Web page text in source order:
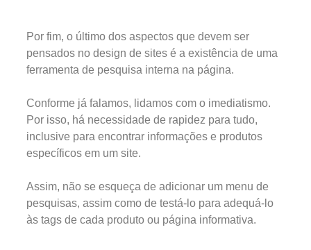
Por fim, o último dos aspectos que devem ser
pensados no design de sites é a existência de uma
ferramenta de pesquisa interna na página.
Conforme já falamos, lidamos com o imediatismo.
Por isso, há necessidade de rapidez para tudo,
inclusive para encontrar informações e produtos
específicos em um site.
Assim, não se esqueça de adicionar um menu de
pesquisas, assim como de testá-lo para adequá-lo
às tags de cada produto ou página informativa.